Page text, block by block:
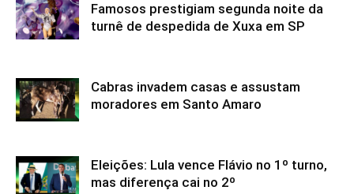
Famosos prestigiam segunda noite da
turnê de despedida de Xuxa em SP
Cabras invadem casas e assustam
moradores em Santo Amaro
Eleições: Lula vence Flávio no 1º turno,
mas diferença cai no 2º